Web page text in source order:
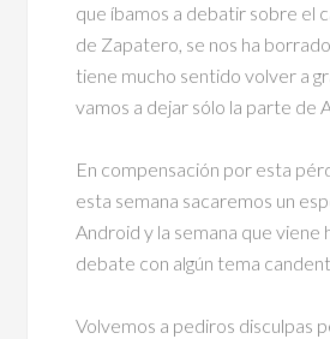
que íbamos a debatir sobre el
de Zapatero, se nos ha
tiene mucho sentido volver a
vamos a dejar sólo la parte de
En compensación por esta
esta semana sacaremos un
Android y la semana que viene
debate con algún tema
Volvemos a pediros disculpas